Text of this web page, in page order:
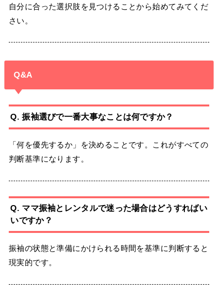
自分に合った選択肢を見つけることから始めてみてくだ
さい。
Q&A
Q. 振袖選びで一番大事なことは何ですか？
「何を優先するか」を決めることです。これがすべての
判断基準になります。
Q. ママ振袖とレンタルで迷った場合はどうすればい
いですか？
振袖の状態と準備にかけられる時間を基準に判断すると
現実的です。